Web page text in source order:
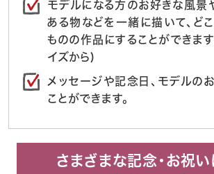
モデルになる方のお好きな風景
ある物などを一緒に描いて、ど
ものの作品にすることができま
イズから)
メッセージや記念日、モデルの
ことができます。
さまざまな記念・お祝